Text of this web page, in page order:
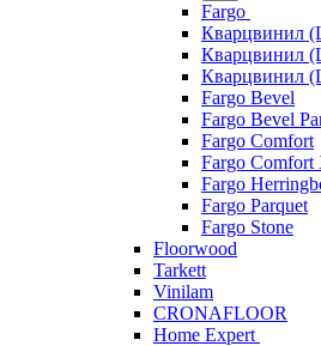
Fargo
Кварцвинил
Кварцвинил
Кварцвинил
Fargo Bevel
Fargo Bevel
Fargo Comfort
Fargo
Fargo
Fargo Parquet
Fargo Stone
Floorwood
Tarkett
Vinilam
CRONAFLOOR
Home Expert